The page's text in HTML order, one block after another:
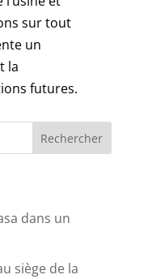
sur tout
un
la
futures.
Rechercher
dans un
siège de la